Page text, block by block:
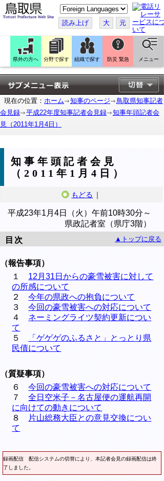
こ
の
ペ
ー
ジ
翻
訳
す
る
読み上げ 大 元
県外の方へ 分野で探す 組織で探す 防災 緊急 メニュー
現在の位置： ホーム 知事のページ
鳥取県知事記者
会見録
平成22年度知事記者会見録
知事年頭記者会
見（2011年1月4日）
知事年頭記者会見
（2011年1月4日）
もどる ｜
平成23年1月4日（火）午前10時30分～
県政記者室（県庁3階）
目次
▲トップに戻る
（報告事項）
１ 12月31日からの豪雪被害に対して
の所感について
２今年の県政への抱負について
３今回の豪雪被害への対応について
４ ネーミングライツ契約更新につい
て
５
「ゲゲゲのふるさと」とっとり県
民債について
（質疑事項）
６今回の豪雪被害への対応について
７全日空米子－名古屋便の運航再開
に向けての動きについて
８
片山総務大臣との意見交換につい
て
録画配信 配信システムの切替により、本記者会見の録画配信は終
了しました。